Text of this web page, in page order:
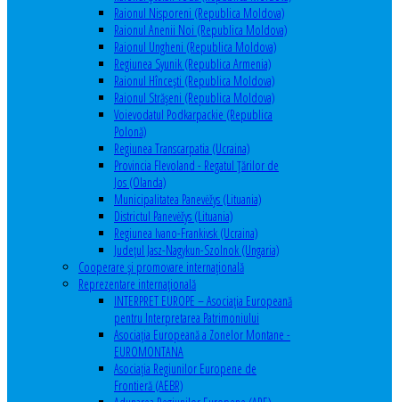
Raionul Nisporeni (Republica Moldova)
Raionul Anenii Noi (Republica Moldova)
Raionul Ungheni (Republica Moldova)
Regiunea Syunik (Republica Armenia)
Raionul Hîncești (Republica Moldova)
Raionul Străşeni (Republica Moldova)
Voievodatul Podkarpackie (Republica
Polonă)
Regiunea Transcarpatia (Ucraina)
Provincia Flevoland - Regatul Ţărilor de
Jos (Olanda)
Municipalitatea Panevėžys (Lituania)
Districtul Panevėžys (Lituania)
Regiunea Ivano-Frankivsk (Ucraina)
Judeţul Jasz-Nagykun-Szolnok (Ungaria)
Cooperare şi promovare internaţională
Reprezentare internaţională
INTERPRET EUROPE – Asociația Europeană
pentru Interpretarea Patrimoniului
Asociația Europeană a Zonelor Montane -
EUROMONTANA
Asociația Regiunilor Europene de
Frontieră (AEBR)